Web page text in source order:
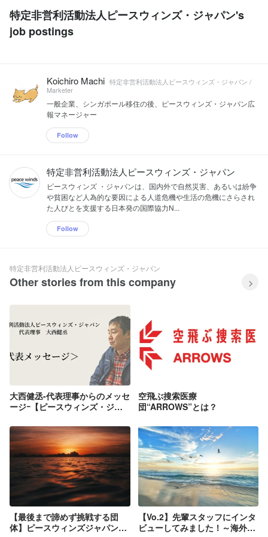
特定非営利活動法人ピースウィンズ・ジャパン's
job postings
Koichiro Machi 特定非営利活動法人ピースウィンズ・ジャパン /
Marketer
一般企業、シンガポール移住の後、ピースウィンズ・ジャパン広
報マネージャー
Follow
特定非営利活動法人ピースウィンズ・ジャパン
ピースウィンズ ・ジャパンは、国内外で自然災害、あるいは紛争
や貧困など人為的な要因による人道危機や生活の危機にさらされ
た人びとを支援する日本発の国際協力N...
Follow
特定非営利活動法人ピースウィンズ・ジャパン
Other stories from this company
大西健丞-代表理事からのメッセ
ージｰ【ピースウィンズ・ジャ
空飛ぶ搜索医療
団“ARROWS”とは？
【最後まで諦めず挑戦する団
体】ピースウィンズジャパンが
【Vo.2】先輩スタッフにインタ
ビューしてみました！～海外事